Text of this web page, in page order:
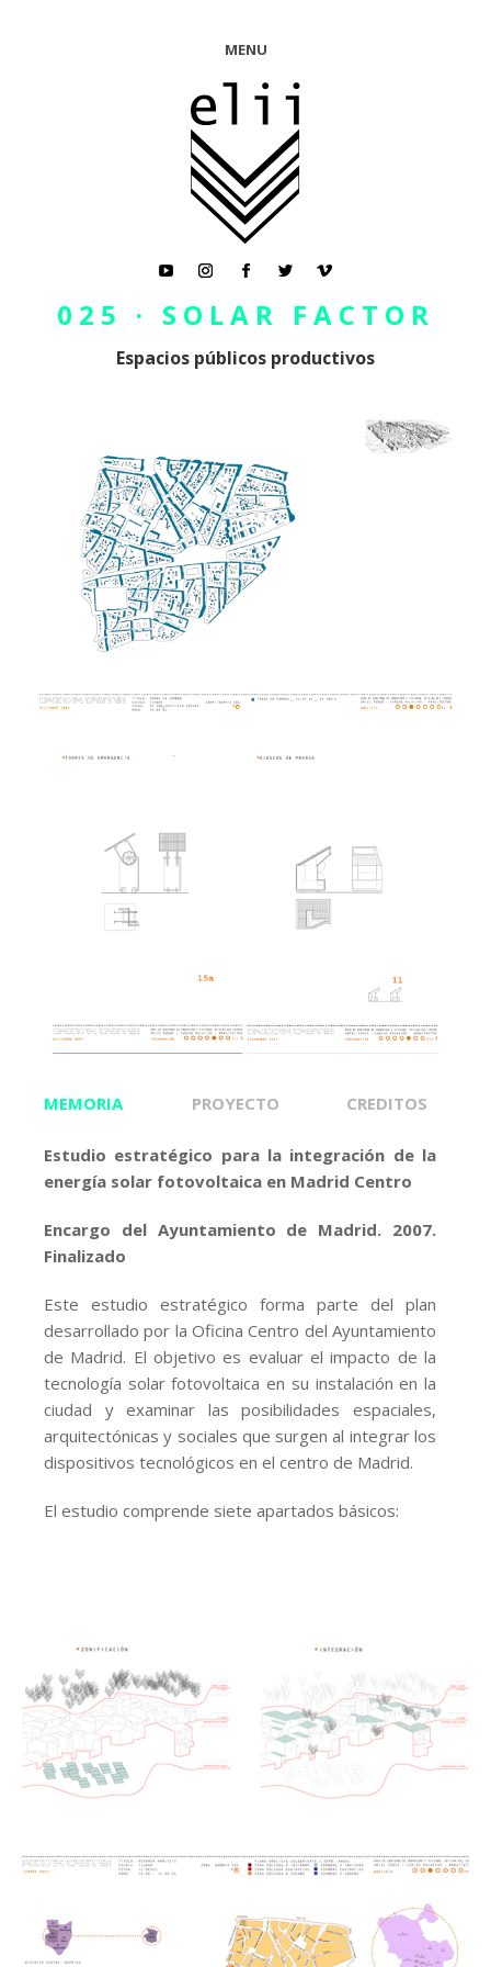
MENU
025 · SOLAR FACTOR
Espacios públicos productivos
MEMORIA PROYECTO CREDITOS
Estudio estratégico para la integración de la
energía solar fotovoltaica en Madrid Centro
Encargo del Ayuntamiento de Madrid. 2007.
Finalizado
Este estudio estratégico forma parte del plan
desarrollado por la Oficina Centro del Ayuntamiento
de Madrid. El objetivo es evaluar el impacto de la
tecnología solar fotovoltaica en su instalación en la
ciudad y examinar las posibilidades espaciales,
arquitectónicas y sociales que surgen al integrar los
dispositivos tecnológicos en el centro de Madrid.
El estudio comprende siete apartados básicos:
-Gestión energética, estudio económico y potencial
energético
-Integración e impacto espacial
-Socialización y comunicación
-Conclusiones
Dada la particular morfología urbana madrileña se
adaptan los formatos de cálculo convencionales y